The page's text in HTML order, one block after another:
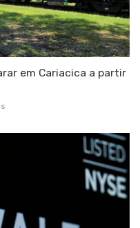
em Cariacica a partir